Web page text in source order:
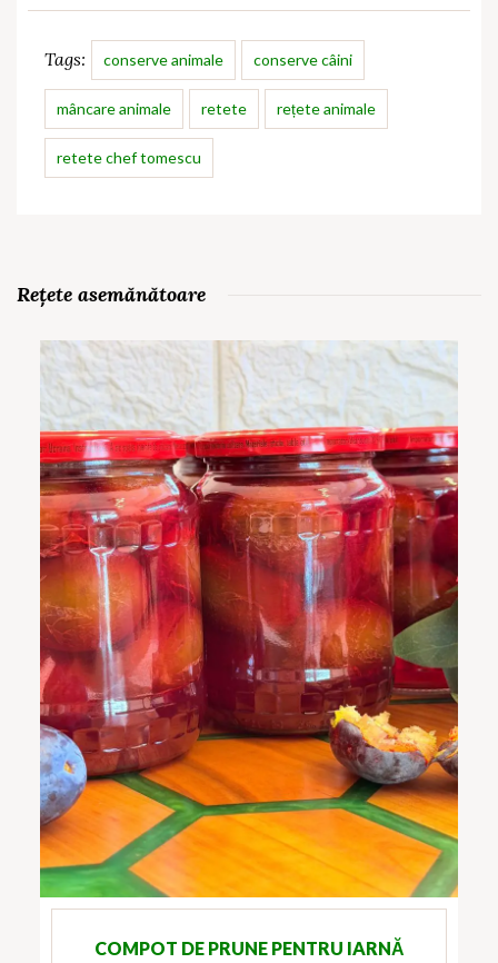
Tags: conserve animale conserve câini
mâncare animale retete rețete animale
retete chef tomescu
Rețete asemănătoare
COMPOT DE PRUNE PENTRU IARNĂ